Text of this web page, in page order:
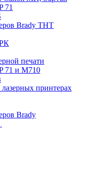
71
Brady THT
печати
71 и M710
принтерах
Brady